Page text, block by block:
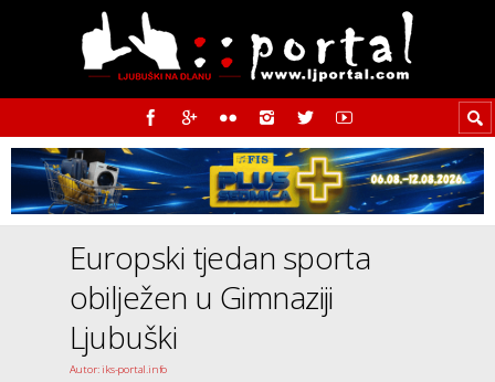
Europski tjedan sporta
obilježen u Gimnaziji
Ljubuški
Autor: iks-portal.info